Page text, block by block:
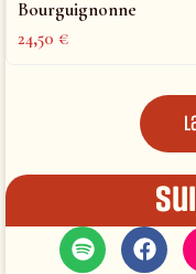
Bourguignonne
24,50€